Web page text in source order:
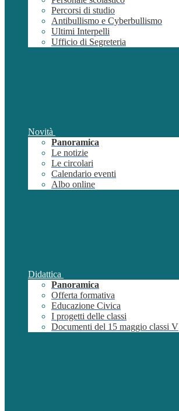
Percorsi di studio
Antibullismo e Cyberbullismo
Ultimi Interpelli
Ufficio di Segreteria
Novità
Panoramica
Le notizie
Le circolari
Calendario eventi
Albo online
Didattica
Panoramica
Offerta formativa
Educazione Civica
I progetti delle classi
Documenti del 15 maggio classi V